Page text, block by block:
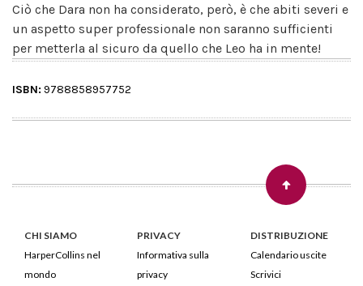
Ciò che Dara non ha considerato, però, è che abiti severi e
un aspetto super professionale non saranno sufficienti
per metterla al sicuro da quello che Leo ha in mente!
ISBN: 9788858957752
CHI SIAMO
HarperCollins nel
mondo
PRIVACY
Informativa sulla
privacy
DISTRIBUZIONE
Calendario uscite
Scrivici